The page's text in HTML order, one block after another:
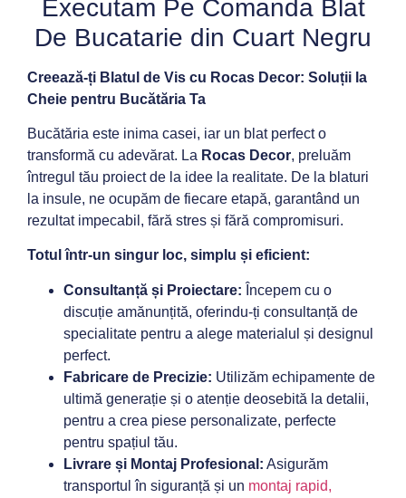
Executam Pe Comanda Blat
De Bucatarie din Cuart Negru
Creează-ți Blatul de Vis cu Rocas Decor: Soluții la
Cheie pentru Bucătăria Ta
Bucătăria este inima casei, iar un blat perfect o
transformă cu adevărat. La Rocas Decor, preluăm
întregul tău proiect de la idee la realitate. De la blaturi
la insule, ne ocupăm de fiecare etapă, garantând un
rezultat impecabil, fără stres și fără compromisuri.
Totul într-un singur loc, simplu și eficient:
Consultanță și Proiectare: Începem cu o
discuție amănunțită, oferindu-ți consultanță de
specialitate pentru a alege materialul și designul
perfect.
Fabricare de Precizie: Utilizăm echipamente de
ultimă generație și o atenție deosebită la detalii,
pentru a crea piese personalizate, perfecte
pentru spațiul tău.
Livrare și Montaj Profesional: Asigurăm
transportul în siguranță și un montaj rapid,